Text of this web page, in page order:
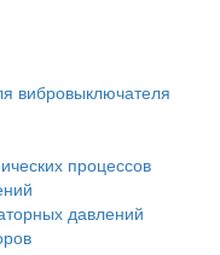
вибровыключателя
процессов
давлений